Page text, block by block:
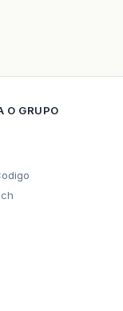
O GRUPO